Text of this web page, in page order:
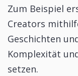
Zum Beispiel
Creators
Geschichten
Komplexität
setzen.